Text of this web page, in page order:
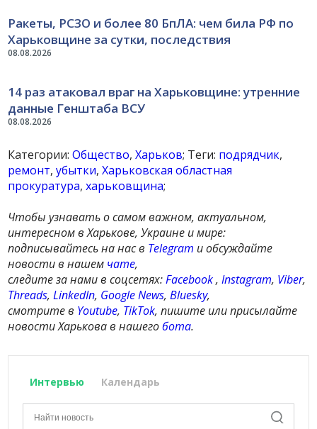
08.08.2026
Ракеты, РСЗО и более 80 БпЛА: чем била РФ по
Харьковщине за сутки, последствия
08.08.2026
14 раз атаковал враг на Харьковщине: утренние
данные Генштаба ВСУ
Категории:Общество,Харьков; Теги: подрядчик,
ремонт,убытки,Харьковская областная
прокуратура,харьковщина;
Чтобы узнавать о самом важном, актуальном,
интересном в Харькове, Украине и мире:
подписывайтесь на нас в Telegram и обсуждайте
новости в нашем чате,
следите за нами в соцсетях:Facebook,Instagram, Viber,
Threads,LinkedIn, Google News,Bluesky,
смотрите в Youtube, TikTok, пишите или присылайте
новости Харькова в нашегобота.
Интервью Календарь